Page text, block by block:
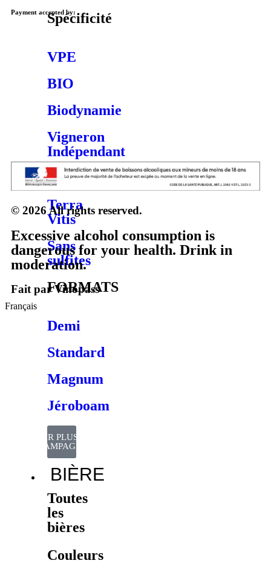
Spécificité
VPE
BIO
Biodynamie
Vigneron
Indépendant
Végétalien
Terra
Vitis
Sans
sulfites
FORMATS
Demi
Standard
Magnum
Jéroboam
VOIR PLUS DE
CHAMPAGNES
BIÈRE
Toutes
les
bières
Couleurs
Payment accepted by:
© 2026 All rights reserved.
Excessive alcohol consumption is
dangerous for your health. Drink in
moderation.
Fait par Vinopass
Français